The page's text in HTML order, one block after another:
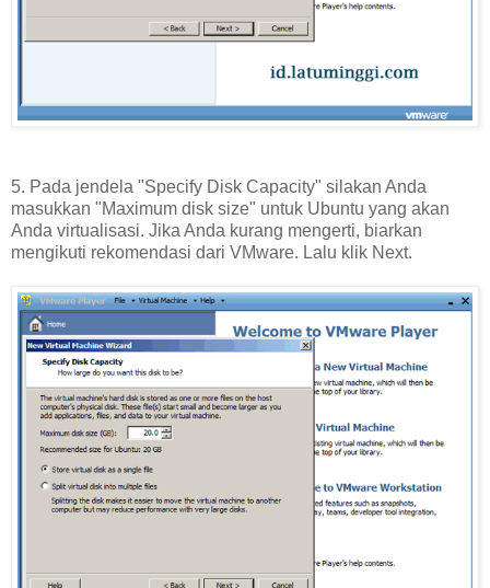
5. Pada jendela "Specify Disk Capacity" silakan Anda
masukkan "Maximum disk size" untuk Ubuntu yang akan
Anda virtualisasi. Jika Anda kurang mengerti, biarkan
mengikuti rekomendasi dari VMware. Lalu klik Next.